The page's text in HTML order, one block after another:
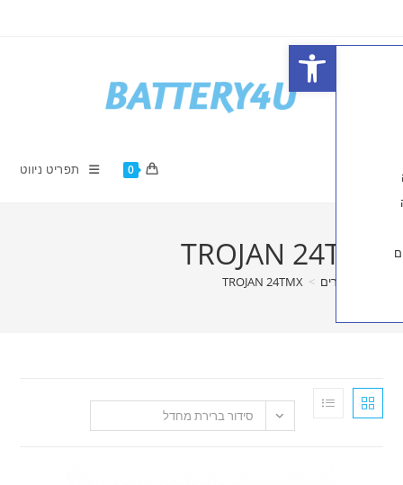
פתח סרגל נגישות
תפריט ניווט
TROJAN
TROJAN 24TMX
סידור ברירת מחדל